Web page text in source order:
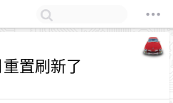
置刷新了